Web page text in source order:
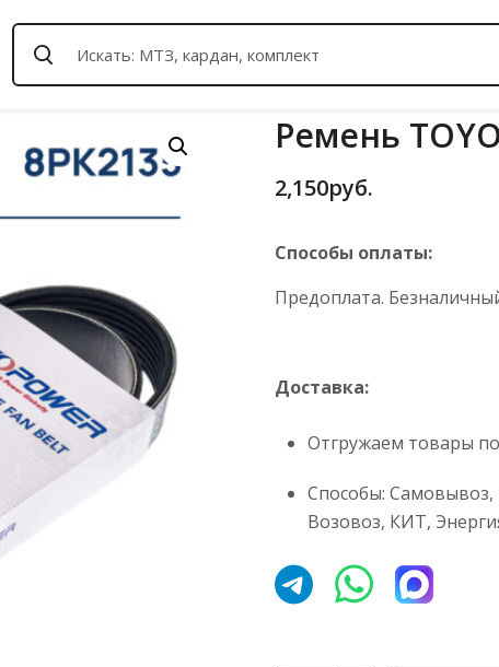
Ремень
2,150руб.
Способы оплаты:
Предоплата.
Доставка:
Отгружаем товары
Способы: Самовывоз,
Возовоз, КИТ,